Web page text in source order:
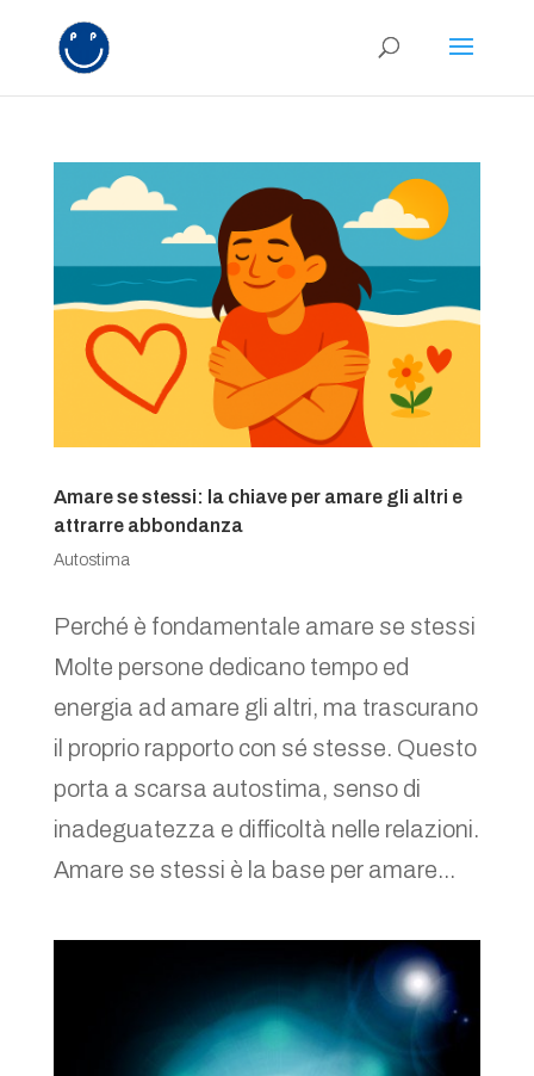
Amare se stessi: la chiave per amare gli altri e
attrarre abbondanza
Autostima
Perché è fondamentale amare se stessi
Molte persone dedicano tempo ed
energia ad amare gli altri, ma trascurano
il proprio rapporto con sé stesse. Questo
porta a scarsa autostima, senso di
inadeguatezza e difficoltà nelle relazioni.
Amare se stessi è la base per amare...